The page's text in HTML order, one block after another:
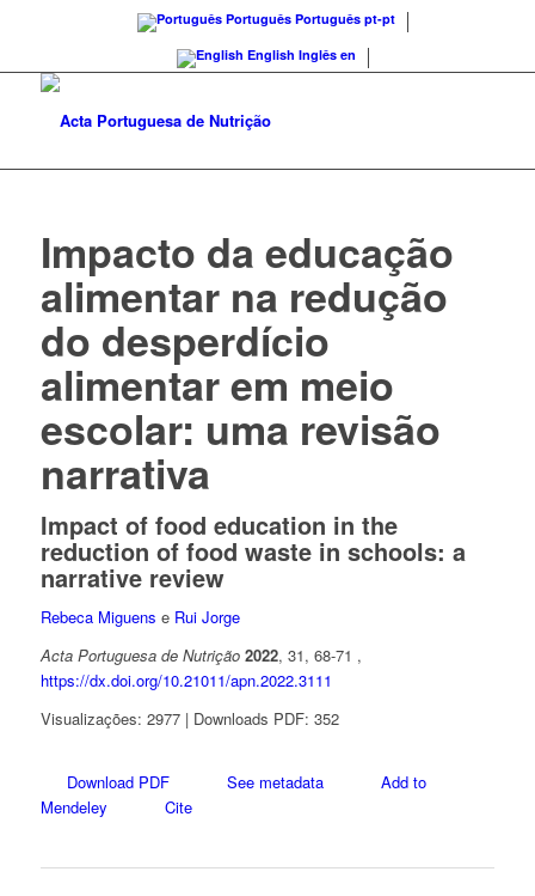
Português Português pt-pt
English Inglês en
Impacto da educação
alimentar na redução
do desperdício
alimentar em meio
escolar: uma revisão
narrativa
Impact of food education in the
reduction of food waste in schools: a
narrative review
Rebeca Miguens e Rui Jorge
Acta Portuguesa de Nutrição 2022, 31, 68-71 ,
https://dx.doi.org/10.21011/apn.2022.3111
Visualizações: 2977 | Downloads PDF: 352
Download PDF See metadata
Add to
Mendeley
Cite